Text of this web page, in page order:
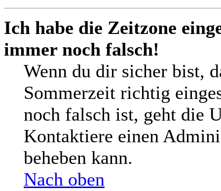
Ich habe die Zeitzone
immer noch falsch!
Wenn du dir sicher bist,
Sommerzeit richtig
noch falsch ist, geht die
Kontaktiere einen
beheben kann.
Nach oben